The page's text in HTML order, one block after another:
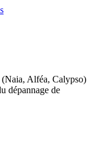
(Naia, Alféa, Calypso)
dépannage de